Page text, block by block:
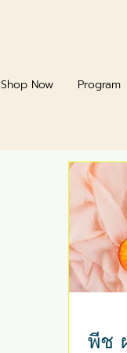
Shop Now Program
พีช